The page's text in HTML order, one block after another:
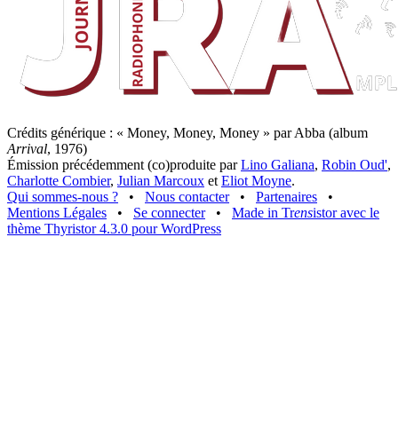
Crédits générique : « Money, Money, Money » par Abba (album
Arrival, 1976)
Émission précédemment (co)produite parLino Galiana, Robin Oud',
Charlotte Combier, Julian Marcoux et Eliot Moyne.
Qui sommes-nous ?
• Nous contacter • Partenaires
•
Mentions Légales
• Se connecter • Made in Trensistor avec le
thème Thyristor 4.3.0 pour WordPress